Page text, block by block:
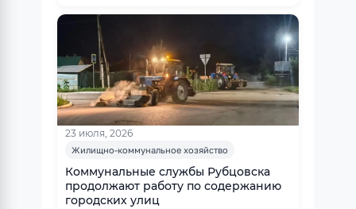
23 июля, 2026
Жилищно-коммунальное хозяйство
Коммунальные службы Рубцовска
продолжают работу по содержанию
городских улиц ⁣